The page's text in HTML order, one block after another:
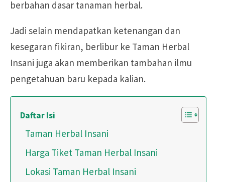
berbahan dasar tanaman herbal.
Jadi selain mendapatkan ketenangan dan
kesegaran fikiran, berlibur ke Taman Herbal
Insani juga akan memberikan tambahan ilmu
pengetahuan baru kepada kalian.
Daftar Isi
Taman Herbal Insani
Harga Tiket Taman Herbal Insani
Lokasi Taman Herbal Insani